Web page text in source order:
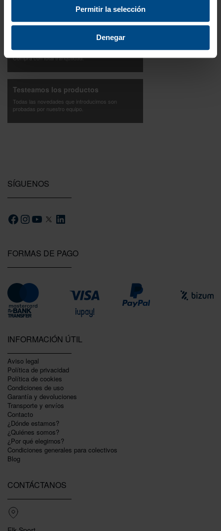
Permitir la selección
Denegar
Compra con total tranquilidad.
Testeamos los productos
Todas las novedades que introducimos son
probadas por nuestro equipo.
FORMAS DE PAGO
INFORMACIÓN ÚTIL
Aviso legal
Política de privacidad
Polí­tica de cookies
Condiciones de uso
Garantí­a y devoluciones
Transporte y envíos
Contacto
¿Dónde estamos?
¿Quiénes somos?
¿Por qué elegirnos?
Condiciones generales para colectivos
Blog
CONTÁCTANOS
SÍGUENOS